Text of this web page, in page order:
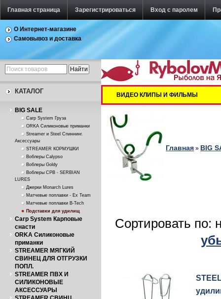
Главная страница Зарегистрироваться Вход с паролем
О Интернет-магазине
Самовывоз и доставка
КАТАЛОГ
BIG SALE
Carp System Груза
ORKA Силиконовые приманки
Streamer и Steel Спиннинг.
Аксессуары
STREAMER КОРМУШКИ
Воблеры Calypso
Воблеры Goldy
Воблеры СРВ - SERBIAN
LURES
Джерки Monarch Lures
Матчевые поплавки - Ex Team
Матчевые поплавки B-Tech
Подставки для удилищ
Carp System Карповые
снасти
ORKA Силиконовые
приманки
STREAMER МЯГКИЙ
СВИНЕЦ ДЛЯ ОТГРУЗКИ
ПОПЛ.
STREAMER ПВХ И
СИЛИКОНОВЫЕ
АКСЕССУАРЫ
ВИДЕО КЛИПЫ И ФИЛЬМЫ
Главная » BIG
Сортировать по: